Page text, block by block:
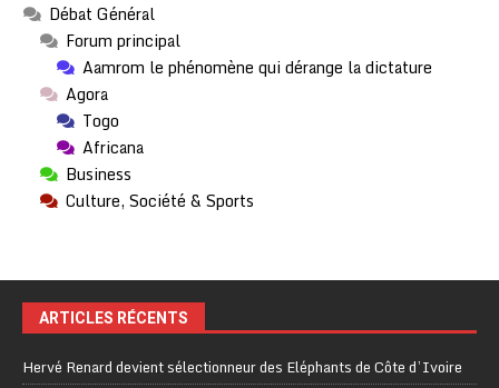
Débat Général
Forum principal
Aamrom le phénomène qui dérange la dictature
Agora
Togo
Africana
Business
Culture, Société & Sports
ARTICLES RÉCENTS
Hervé Renard devient sélectionneur des Eléphants de Côte d’Ivoire